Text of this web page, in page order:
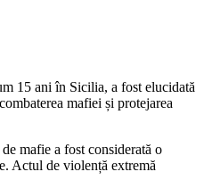
15 ani în Sicilia, a fost elucidată
mafiei și protejarea
mafie a fost considerată o
Actul de violență extremă